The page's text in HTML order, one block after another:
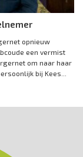
opnieuw
een vermist
om naar haar
bij Kees...